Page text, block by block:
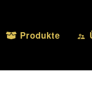
Produkte